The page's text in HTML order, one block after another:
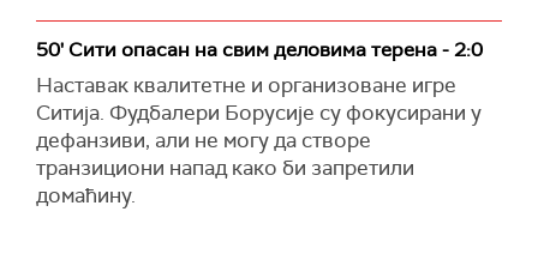
50' Сити опасан на свим деловима терена - 2:0
Наставак квалитетне и организоване игре
Ситија. Фудбалери Борусије су фокусирани у
дефанзиви, али не могу да створе
транзициони напад како би запретили
домаћину.